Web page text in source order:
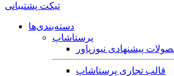
تیکت پشتیبانی
دسته‌بندی‌ها
پرستاشاپ
پیشنهادی نیوزپاور
قالب تجاری پرستاشاپ